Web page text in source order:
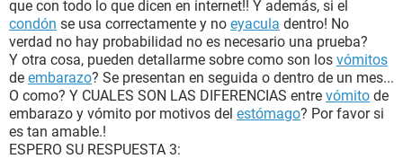
SEXUALIDAD
GLOSARIO
que con todo lo que dicen en internet!! Y además, si el
condón se usa correctamente y no eyacula dentro! No
verdad no hay probabilidad no es necesario una prueba?
Y otra cosa, pueden detallarme sobre como son los vómitos
de embarazo? Se presentan en seguida o dentro de un mes...
O como? Y CUALES SON LAS DIFERENCIAS entre vómito de
embarazo y vómito por motivos del estómago? Por favor si
es tan amable.!
ESPERO SU RESPUESTA 3: